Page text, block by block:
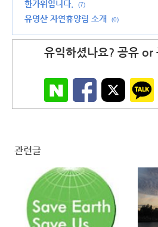
한가위입니다. (7)
유명산 자연휴양림 소개 (0)
유익하셨나요? 공유 or
관련글